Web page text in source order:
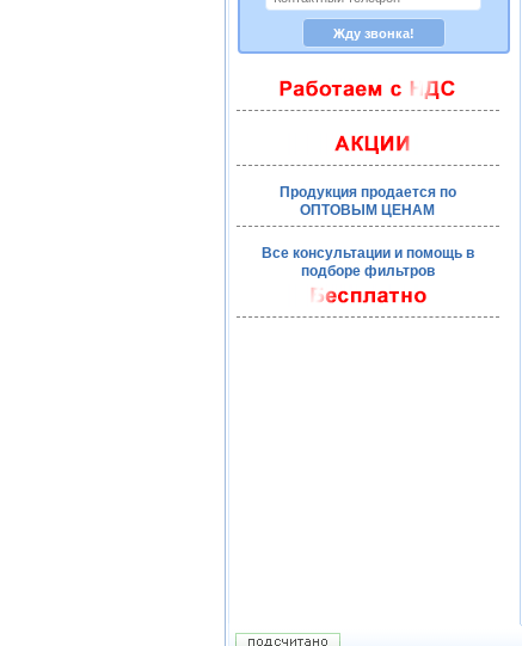
Продукция продается по
ОПТОВЫМ ЦЕНАМ
Все консультации и помощь в
подборе фильтров